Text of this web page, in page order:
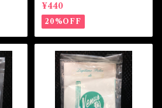
SH
UICK MONEY
¥440
20%OFF